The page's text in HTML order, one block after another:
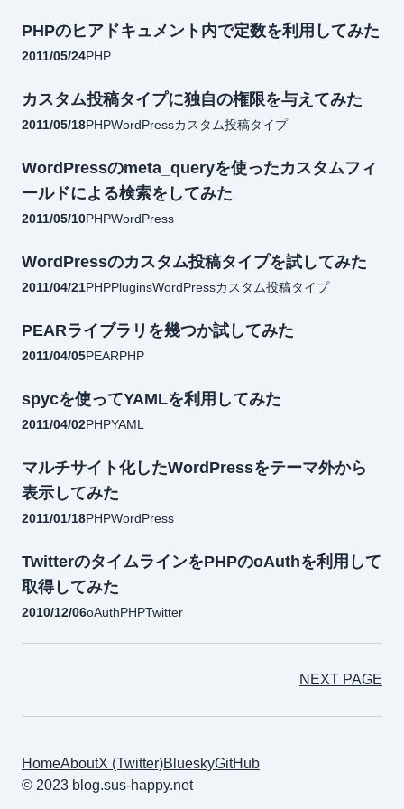
PHPのヒアドキュメント内で定数を利用してみた
2011/05/24PHP
カスタム投稿タイプに独自の権限を与えてみた
2011/05/18PHPWordPressカスタム投稿タイプ
WordPressのmeta_queryを使ったカスタムフィ
ールドによる検索をしてみた
2011/05/10PHPWordPress
WordPressのカスタム投稿タイプを試してみた
2011/04/21PHPPluginsWordPressカスタム投稿タイプ
PEARライブラリを幾つか試してみた
2011/04/05PEARPHP
spycを使ってYAMLを利用してみた
2011/04/02PHPYAML
マルチサイト化したWordPressをテーマ外から
表示してみた
2011/01/18PHPWordPress
TwitterのタイムラインをPHPのoAuthを利用して
取得してみた
2010/12/06oAuthPHPTwitter
NEXT PAGE
HomeAboutX (Twitter)BlueskyGitHub
© 2023 blog.sus-happy.net